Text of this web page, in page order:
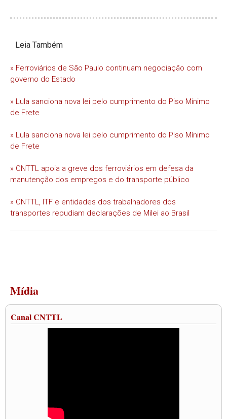
Leia Também
» Ferroviários de São Paulo continuam negociação com
governo do Estado
» Lula sanciona nova lei pelo cumprimento do Piso Mínimo
de Frete
» Lula sanciona nova lei pelo cumprimento do Piso Mínimo
de Frete
» CNTTL apoia a greve dos ferroviários em defesa da
manutenção dos empregos e do transporte público
» CNTTL, ITF e entidades dos trabalhadores dos
transportes repudiam declarações de Milei ao Brasil
Mídia
Canal CNTTL